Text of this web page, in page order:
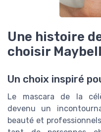
Une histoire
choisir
Un choix inspiré
Le mascara de la
devenu un
beauté et